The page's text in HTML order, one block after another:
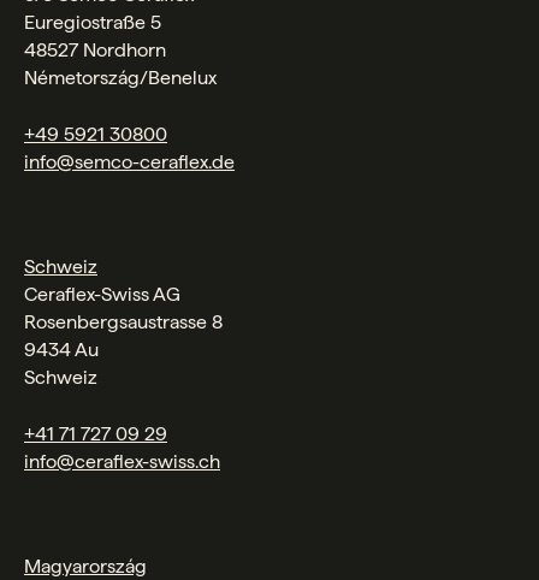
Euregiostraße 5
48527 Nordhorn
Németország/Benelux
+49 5921 30800
info@semco-ceraflex.de
Schweiz
Ceraflex-Swiss AG
Rosenbergsaustrasse 8
9434 Au
Schweiz
+41 71 727 09 29
info@ceraflex-swiss.ch
Magyarország